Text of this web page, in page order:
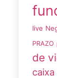
live
PRAZO
de
caixa